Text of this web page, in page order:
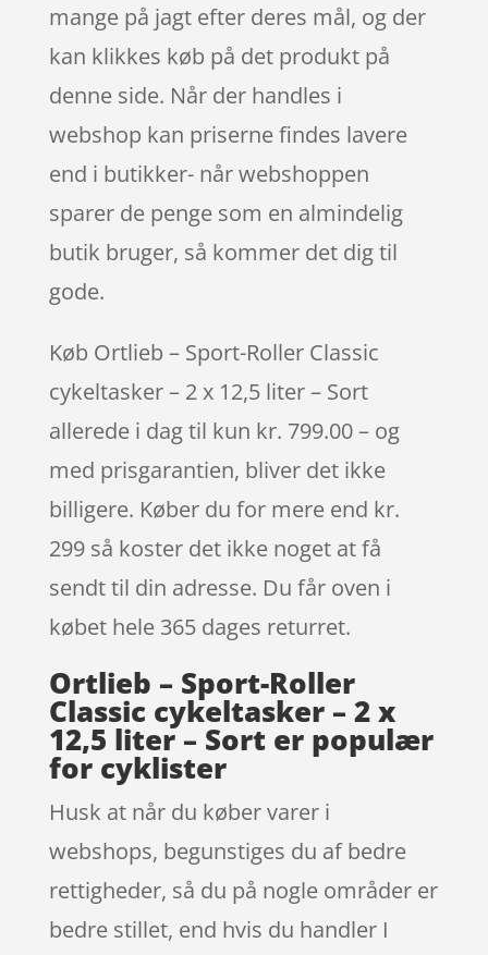
mange på jagt efter deres mål, og der
kan klikkes køb på det produkt på
denne side. Når der handles i
webshop kan priserne findes lavere
end i butikker- når webshoppen
sparer de penge som en almindelig
butik bruger, så kommer det dig til
gode.
Køb Ortlieb – Sport-Roller Classic
cykeltasker – 2 x 12,5 liter – Sort
allerede i dag til kun kr. 799.00 – og
med prisgarantien, bliver det ikke
billigere. Køber du for mere end kr.
299 så koster det ikke noget at få
sendt til din adresse. Du får oven i
købet hele 365 dages returret.
Ortlieb – Sport-Roller
Classic cykeltasker – 2 x
12,5 liter – Sort er populær
for cyklister
Husk at når du køber varer i
webshops, begunstiges du af bedre
rettigheder, så du på nogle områder er
bedre stillet, end hvis du handler I